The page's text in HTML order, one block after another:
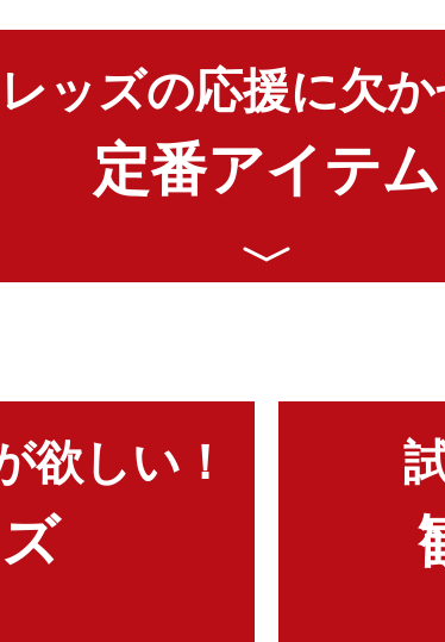
ッズの応援に欠か
定番アイテム
欲しい！